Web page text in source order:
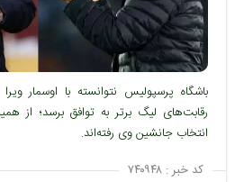
باشگاه پرسپولیس نتوانسته با اوسمار
رقابت‌های لیگ برتر به توافق برسد؛ از
انتخاب جانشین وی رفته‌اند.
کد خبر : ۷۴۰۹۴۸